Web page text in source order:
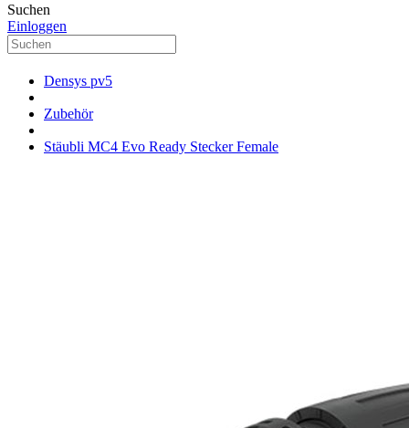
Suchen
Einloggen
Densys pv5
Zubehör
Stäubli MC4 Evo Ready Stecker Female